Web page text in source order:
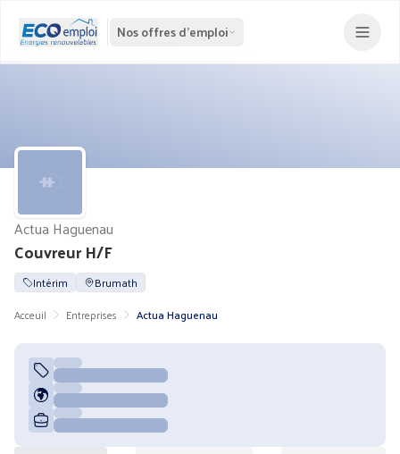
Nos offres d'emploi
Couvreur H/F
Actua Haguenau
Intérim
Brumath
Acceuil
Entreprises Actua Haguenau